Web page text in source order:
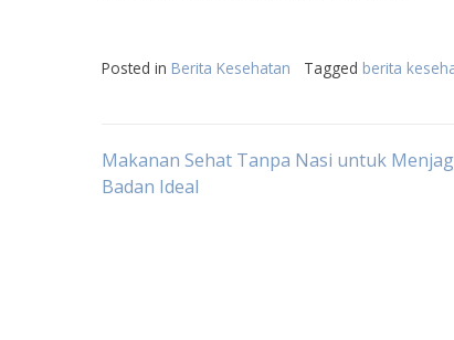
Posted in Berita Kesehatan Tagged berita
Post
Makanan Sehat Tanpa Nasi untuk
Badan Ideal